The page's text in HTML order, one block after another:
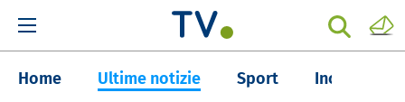
Home Ultime notizie Sport Inchieste